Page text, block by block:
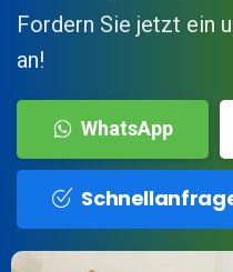
Fordern Sie jetzt ein
an!
WhatsApp